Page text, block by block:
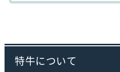
特牛について